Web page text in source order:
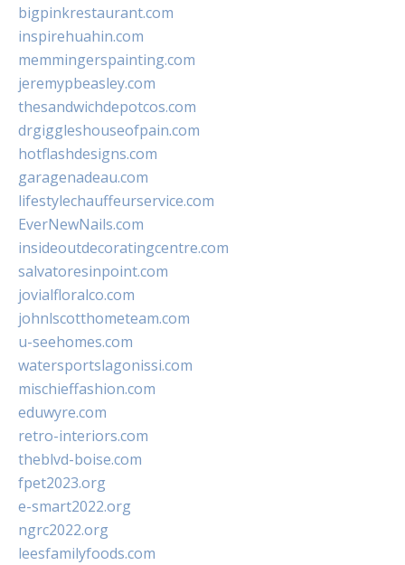
bigpinkrestaurant.com
inspirehuahin.com
memmingerspainting.com
jeremypbeasley.com
thesandwichdepotcos.com
drgiggleshouseofpain.com
hotflashdesigns.com
garagenadeau.com
lifestylechauffeurservice.com
EverNewNails.com
insideoutdecoratingcentre.com
salvatoresinpoint.com
jovialfloralco.com
johnlscotthometeam.com
u-seehomes.com
watersportslagonissi.com
mischieffashion.com
eduwyre.com
retro-interiors.com
theblvd-boise.com
fpet2023.org
e-smart2022.org
ngrc2022.org
leesfamilyfoods.com